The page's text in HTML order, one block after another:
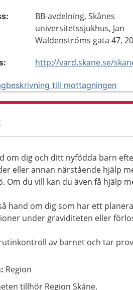
BB-avdelning, Skånes
universitetssjukhus, Jan
Waldenströms gata 47,
till mottagningen
om dig och ditt nyfödda barn
eller annan närstående hjälp
Om du vill kan du även få hjälp
hand om dig som har ett
under graviditeten eller
av barnet och tar
: Region
tillhör Region Skåne.